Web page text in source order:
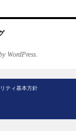
WordPress.
ティ基本方針